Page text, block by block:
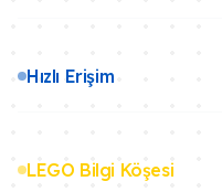
Hızlı Erişim
LEGO Bilgi Köşesi